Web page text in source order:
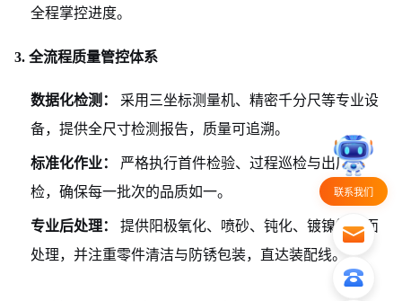
全程掌控进度。
3. 全流程质量管控体系
数据化检测：
采用三坐标测量机、精密千分尺等专业设
备，提供全尺寸检测报告，质量可追溯。
标准化作业：
严格执行首件检验、过程巡检与出厂终
检，确保每一批次的品质如一。
专业后处理：
提供阳极氧化、喷砂、钝化、镀镍等表面
处理，并注重零件清洁与防锈包装，直达装配线。
联系我们